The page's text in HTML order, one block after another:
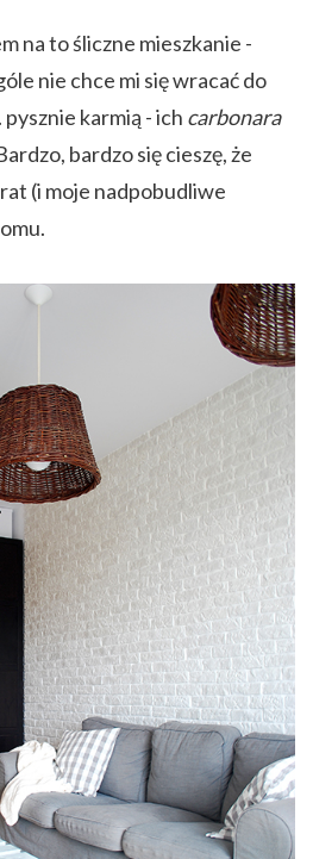
na to śliczne mieszkanie -
nie chce mi się wracać do
pysznie karmią - ich carbonara
bardzo się cieszę, że
(i moje nadpobudliwe